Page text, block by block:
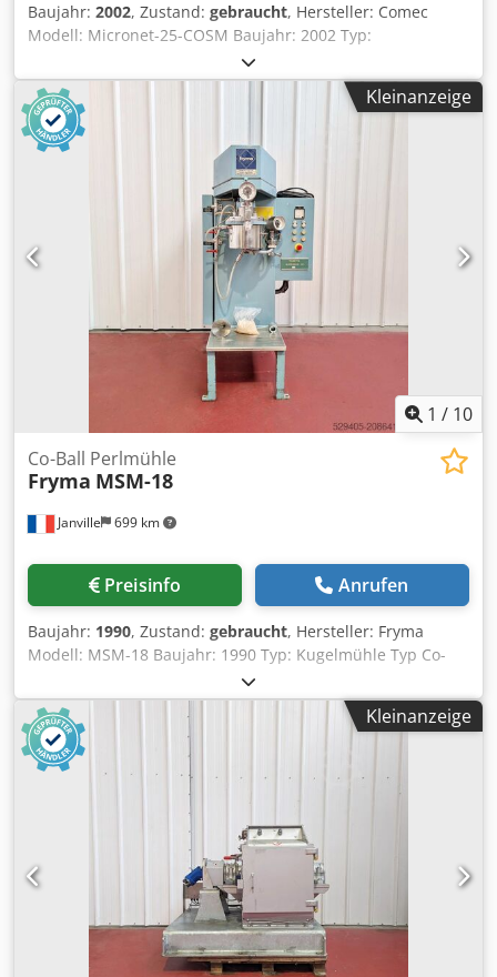
Baujahr: 2002, Zustand: gebraucht, Hersteller: Comec
Modell: Micronet-25-COSM Baujahr: 2002 Typ:
DISPERSIONS- UND MAHLANLAGE Nutzvolumen: 3 – 22 l
Motorleistung: 4 kW Material: Edelstahl Elektrischer
Schaltschrank mit Frequenzumrichter. Arbeitszyklus-Timer
für automatischen Stopp. Doppelwandiger Kessel Obere
Flüssigkeitsbefüllung Dispersion mittels Deflokulations-
Turbine + Sandmühlentechnik Kontinuierliche
Rezirkulation zwischen oberem Dispergierkorb und
unterer Mahlkammer bis zur gewünschten Feinheit.
Dsdpfxox R Dgpo Ab Eskr Kosmetikanwendungen:
Besonders geeignet für die stabile Dispersion von Ölen in
Wasser, das Einarbeiten von Pigmenten und Klebstoffen
sowie das Vermischen von Farbstoffen in Produkten wie
Nagellack.
Kleinanzeige
1 / 10
Janville 699 km
Co-Ball Perlmühle
Fryma MSM-18
Preisinfo Anrufen
Baujahr: 1990, Zustand: gebraucht, Hersteller: Fryma
Modell: MSM-18 Baujahr: 1990 Typ: Kugelmühle Typ Co-
Ball Anwendung: Feinvermahlung von Suspensionen und
hochviskosen Produkten. Mahlraumvolumen: 1,1 Liter
Maximaler Innendruck: 2,5 bar Doppelwandmantel: 2 bar
Motorleistung: 5,5 kW Durchsatz: 20 – 80 l/h, abhängig vom
Produkt. Anwendungsbeispiele: Lebensmittel:
Schokoladenüberzüge / -füllungen Kosmetik: Lippenstifte,
Pigmentpasten Dsdpfxsx R Dd Ij Ab Eskr Pharma:
Zusatzstoffe Chemie: Lacke für Pigmente, Farben und
Keramiken.
Kleinanzeige